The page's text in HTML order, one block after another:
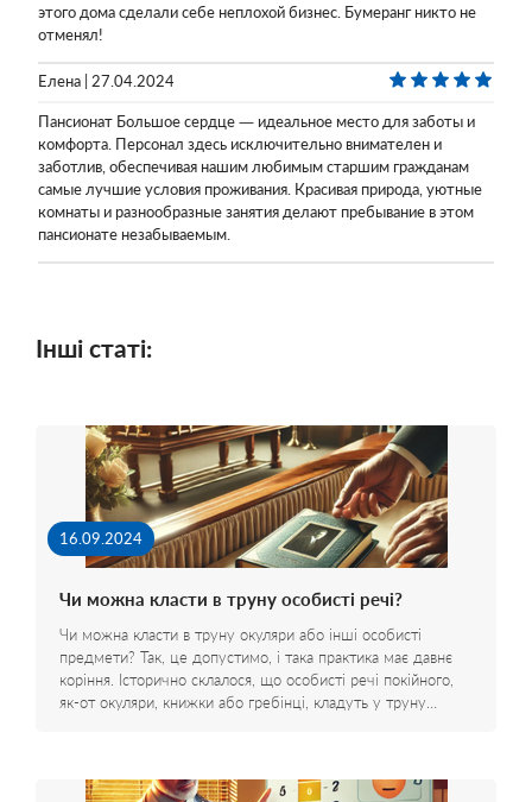
этого дома сделали себе неплохой бизнес. Бумеранг никто не
отменял!
Елена | 27.04.2024
Пансионат Большое сердце — идеальное место для заботы и
комфорта. Персонал здесь исключительно внимателен и
заботлив, обеспечивая нашим любимым старшим гражданам
самые лучшие условия проживания. Красивая природа, уютные
комнаты и разнообразные занятия делают пребывание в этом
пансионате незабываемым.
Інші статі:
16.09.2024
Чи можна класти в труну особисті речі?
Чи можна класти в труну окуляри або інші особисті
предмети? Так, це допустимо, і така практика має давнє
коріння. Історично склалося, що особисті речі покійного,
як-от окуляри, книжки або гребінці, кладуть у труну…